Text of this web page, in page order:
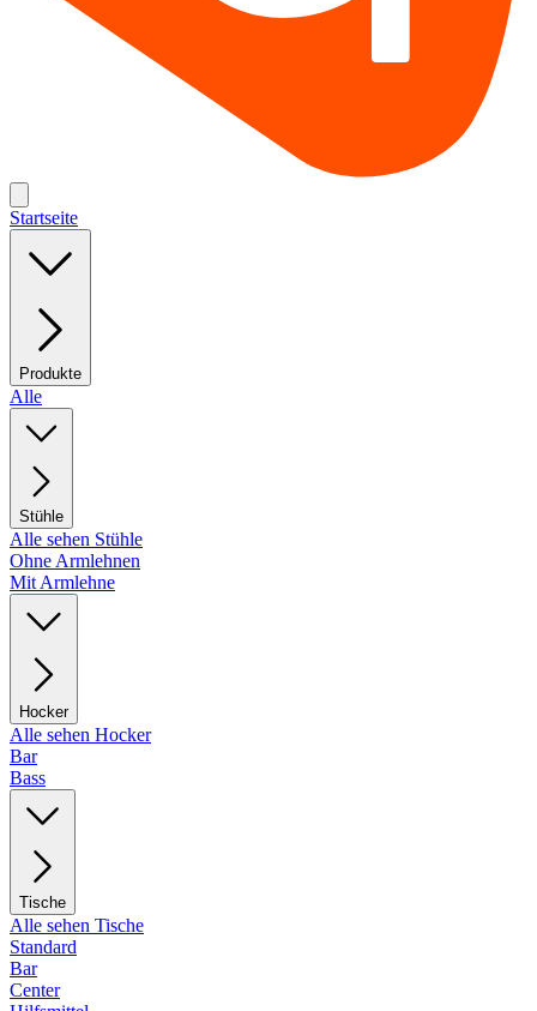
Startseite
Produkte
Alle
Stühle
Alle sehen Stühle
Ohne Armlehnen
Mit Armlehne
Hocker
Alle sehen Hocker
Bar
Bass
Tische
Alle sehen Tische
Standard
Bar
Center